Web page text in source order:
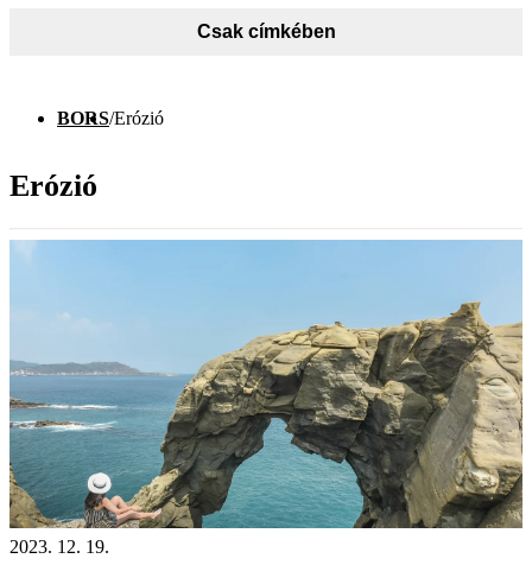
Csak címkében
BORS/Erózió
Erózió
2023. 12. 19.